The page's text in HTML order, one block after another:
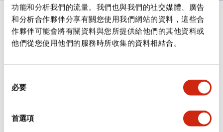
功能和分析我們的流量。我們也與我們的社交媒體、廣告
和分析合作夥伴分享有關您使用我們網站的資料，這些合
作夥伴可能會將有關資料與您所提供給他們的其他資料或
他們從您使用他們的服務時所收集的資料相結合。
必要
首選項
規格 顯示全部
審美規範